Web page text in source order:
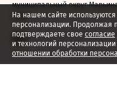
На нашем сайте
персонализации. Продолжая
подтверждаете свое согласие
и технологий персонализации
отношении обработки
муниципальный округ
2026